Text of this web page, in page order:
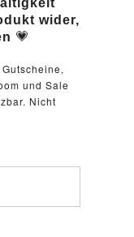
wider,
💗
und Sale
Nicht